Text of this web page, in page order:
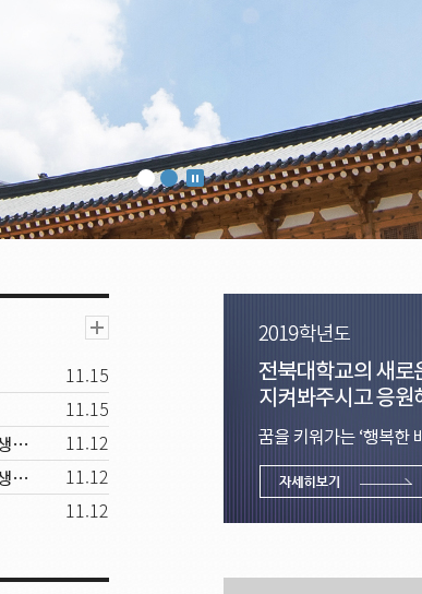
11.15
11.15
세상으로 항해를 떠나는 졸업생에게 등대 같은 동반자가 되고, 신입생과 재학생에겐 꿈을 키워가는 행복한 배움터
11.12
세상으로 항해를 떠나는 졸업생에게 등대 같은 동반자가 되고, 신입생과 재학생에겐 꿈을 키워가는 행복한 배움터
11.12
11.12